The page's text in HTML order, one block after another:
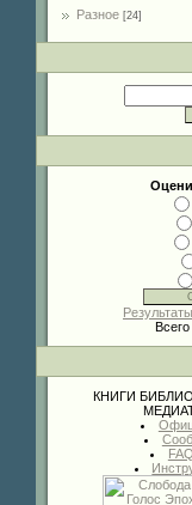
Разное [24]
Результаты
Всего
КНИГИ